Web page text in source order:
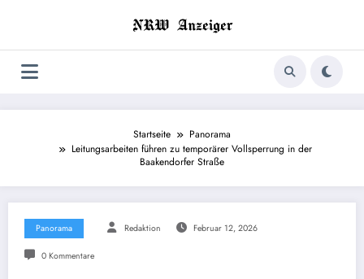
Startseite
Panorama
Leitungsarbeiten führen zu temporärer Vollsperrung in der
Baakendorfer Straße
Panorama Redaktion Februar 12, 2026
0 Kommentare